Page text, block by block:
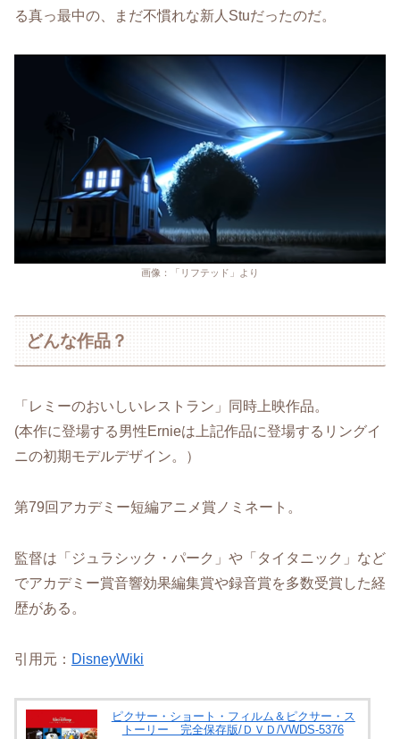
る真っ最中の、まだ不慣れな新人Stuだったのだ。
画像：「リフテッド」より
どんな作品？
「レミーのおいしいレストラン」同時上映作品。
(本作に登場する男性Ernieは上記作品に登場するリングイ
ニの初期モデルデザイン。）
第79回アカデミー短編アニメ賞ノミネート。
監督は「ジュラシック・パーク」や「タイタニック」など
でアカデミー賞音響効果編集賞や録音賞を多数受賞した経
歴がある。
引用元： DisneyWiki
ピクサー・ショート・フィルム＆ピクサー・ス
トーリー 完全保存版/ＤＶＤ/VWDS-5376